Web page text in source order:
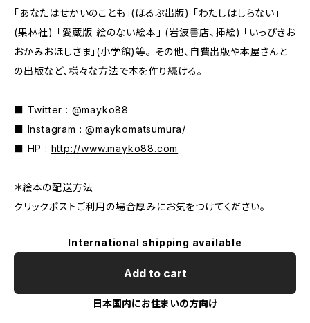
「あなたはせかいのことも」(ほるぷ出版) 「わたしはしらない」
(果林社) 「愛蔵版 絵のない絵本」 (岩波書店、挿絵) 「いっぴきお
おかみおほしさま」(小学館)等。 その他、自費出版や本屋さんと
の出版など、様々な方法で本を作り続ける。
■ Twitter : @mayko88
■ Instagram : @maykomatsumura/
■ HP : http://www.mayko88.com
＊絵本の配送方法
クリックポストご利用の場合厚みにお気をつけてください。
International shipping available
Add to cart
日本国内にお住まいの方向け